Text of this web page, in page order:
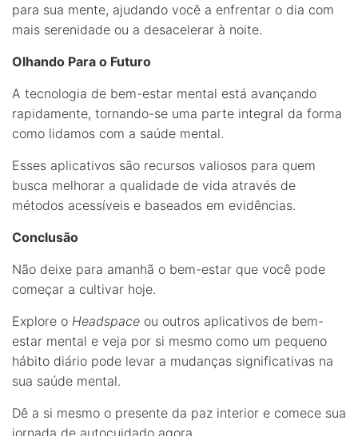
para sua mente, ajudando você a enfrentar o dia com
mais serenidade ou a desacelerar à noite.
Olhando Para o Futuro
A tecnologia de bem-estar mental está avançando
rapidamente, tornando-se uma parte integral da forma
como lidamos com a saúde mental.
Esses aplicativos são recursos valiosos para quem
busca melhorar a qualidade de vida através de
métodos acessíveis e baseados em evidências.
Conclusão
Não deixe para amanhã o bem-estar que você pode
começar a cultivar hoje.
Explore o Headspace ou outros aplicativos de bem-
estar mental e veja por si mesmo como um pequeno
hábito diário pode levar a mudanças significativas na
sua saúde mental.
Dê a si mesmo o presente da paz interior e comece sua
jornada de autocuidado agora.